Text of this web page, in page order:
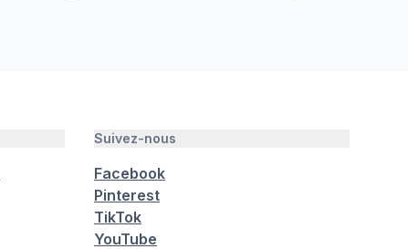
Suivez-nous
Facebook
Pinterest
TikTok
YouTube